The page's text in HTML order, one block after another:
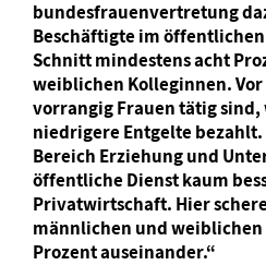
bundesfrauenvertretung
Beschäftigte im
Schnitt mindestens acht
weiblichen Kolleginnen.
vorrangig Frauen tätig
niedrigere Entgelte
Bereich Erziehung und
öffentliche Dienst kaum
Privatwirtschaft. Hier
männlichen und weiblichen
Prozent auseinander.“